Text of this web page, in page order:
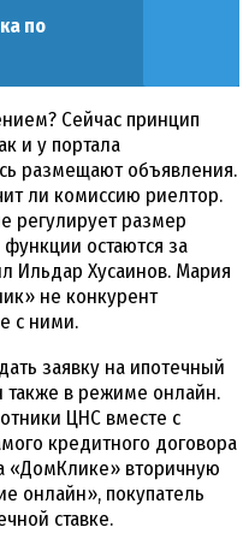
по
Сейчас принцип
и у портала
размещают объявления.
ли комиссию риелтор.
регулирует размер
остаются за
Ильдар Хусаинов. Мария
не конкурент
с ними.
заявку на ипотечный
также в режиме онлайн.
ЦНС вместе с
кредитного договора
«ДомКлике» вторичную
онлайн», покупатель
ставке.